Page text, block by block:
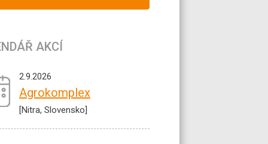
AKCÍ
2.9.2026
Agrokomplex
[Nitra, Slovensko]